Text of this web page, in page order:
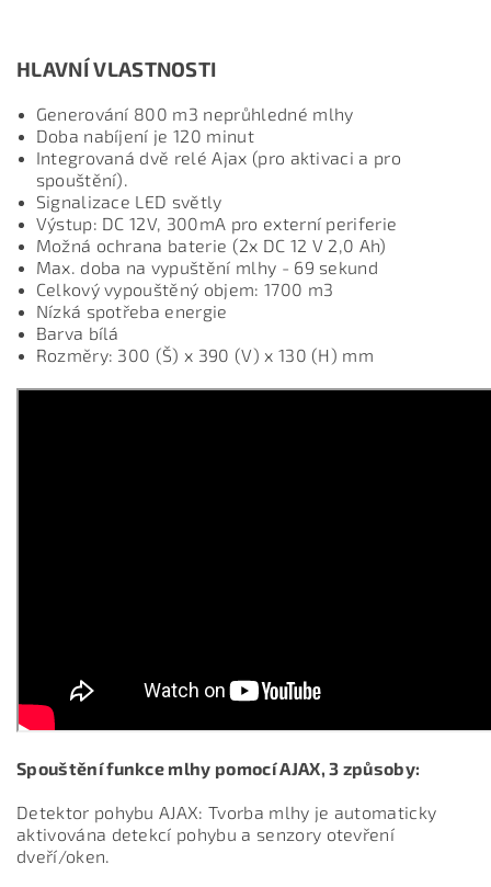
HLAVNÍ VLASTNOSTI
Generování 800 m3 neprůhledné mlhy
Doba nabíjení je 120 minut
Integrovaná dvě relé Ajax (pro aktivaci a pro
spouštění).
Signalizace LED světly
Výstup: DC 12V, 300mA pro externí periferie
Možná ochrana baterie (2x DC 12 V 2,0 Ah)
Max. doba na vypuštění mlhy - 69 sekund
Celkový vypouštěný objem: 1700 m3
Nízká spotřeba energie
Barva bílá
Rozměry: 300 (Š) x 390 (V) x 130 (H) mm
Spouštění funkce mlhy pomocí AJAX, 3 způsoby:
Detektor pohybu AJAX: Tvorba mlhy je automaticky
aktivována detekcí pohybu a senzory otevření
dveří/oken.